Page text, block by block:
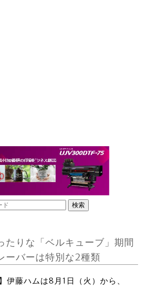
たりな「ベルキューブ」期間
バーは特別な2種類
伊藤ハムは8月1日（火）から、